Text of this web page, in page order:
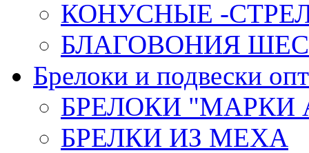
КОНУСНЫЕ -
БЛАГОВОНИЯ
Брелоки и подвески
БРЕЛОКИ "МАРКИ
БРЕЛКИ ИЗ МЕХА